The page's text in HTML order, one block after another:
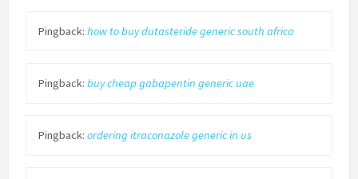
Pingback: how to buy dutasteride generic south africa
Pingback: buy cheap gabapentin generic uae
Pingback: ordering itraconazole generic in us